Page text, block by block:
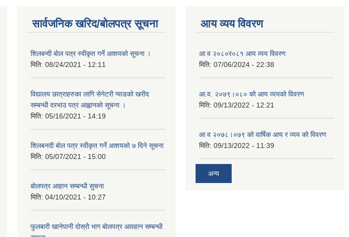
सार्वजनिक खरिद/बोलपत्र सूचना
शिलबन्दी बाेल पत्र स्वीकृत गर्ने आशयको सूचना ।
मिति: 08/24/2021 - 12:11
विद्यालय छात्राहरुका लागि सेनेटरी प्याडको खरीद
सम्बन्धी दरभाउ पत्र आह्वानकाे सूचना ।
मिति: 05/16/2021 - 14:19
शिलबनदी बाेल पत्र स्वीकृत गर्ने आशयकाे ७ दिने सूचना
मिति: 05/07/2021 - 15:00
बाेलपत्र आहान सम्बन्धी सुचना
मिति: 04/10/2021 - 10:27
फुलबारी खानेपानी दाेस्राेे भाग बाेलपत्र आवहान सम्बन्धी
आय व्यय विवरण
आ व २०८०र०८१ आय व्यय विवरण
मिति: 07/06/2024 - 22:38
आ.व. २०७९।०८० को आय व्ययको विवरण
मिति: 09/13/2022 - 12:21
आ‍ व २०७८।०७९ को वार्षिक आय र व्यय को विवरण
मिति: 09/13/2022 - 11:39
अन्य